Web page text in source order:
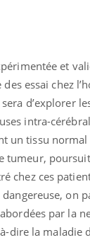
et
essai chez
d’explorer
intra-
un tissu normal
tumeur,
chez ces
on
par la
dire la maladie